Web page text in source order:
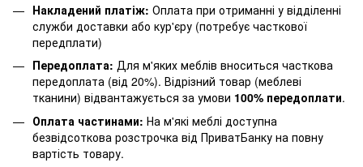
Накладений платіж: Оплата при отриманні у відділенні
служби доставки або кур'єру (потребує часткової
передплати)
Передоплата: Для м'яких меблів вноситься часткова
передоплата (від 20%). Відрізний товар (меблеві
тканини) відвантажується за умови 100% передоплати.
Оплата частинами: На м'які меблі доступна
безвідсоткова розстрочка від ПриватБанку на повну
вартість товару.